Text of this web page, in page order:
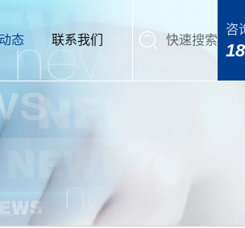
态 联系我们 快速搜索
咨